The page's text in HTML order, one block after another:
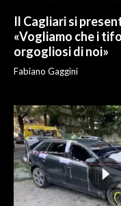
Il Cagliari si
«Vogliamo che i
orgogliosi di noi»
Fabiano Gaggini